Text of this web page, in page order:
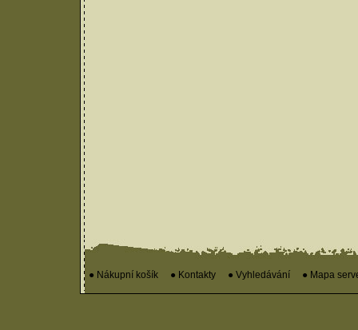
● Nákupní košík ● Kontakty ● Vyhledávání ● Mapa